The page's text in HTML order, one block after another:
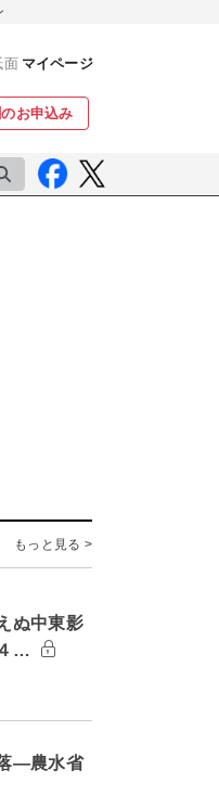
面 マイページ
お申込み
検索
もっと見る >
ぬ中東影
…
―農水省